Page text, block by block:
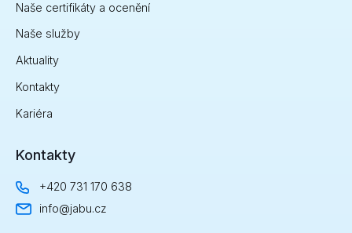
Naše certifikáty a ocenění
Naše služby
Aktuality
Kontakty
Kariéra
Kontakty
+420 731 170 638
info@jabu.cz